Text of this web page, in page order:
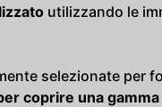
utilizzando le
selezionate per
coprire una